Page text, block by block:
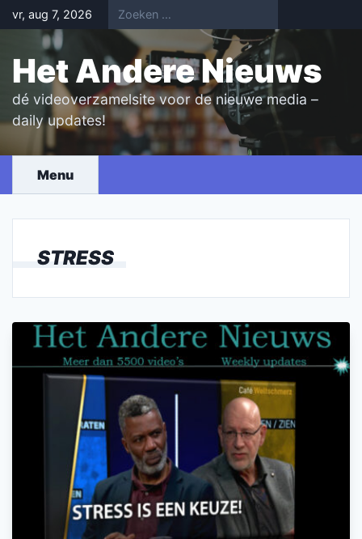
Skip
to
content
vr, aug 7, 2026
Het Andere Nieuws
dé videoverzamelsite voor de nieuwe media –
daily updates!
Menu
STRESS